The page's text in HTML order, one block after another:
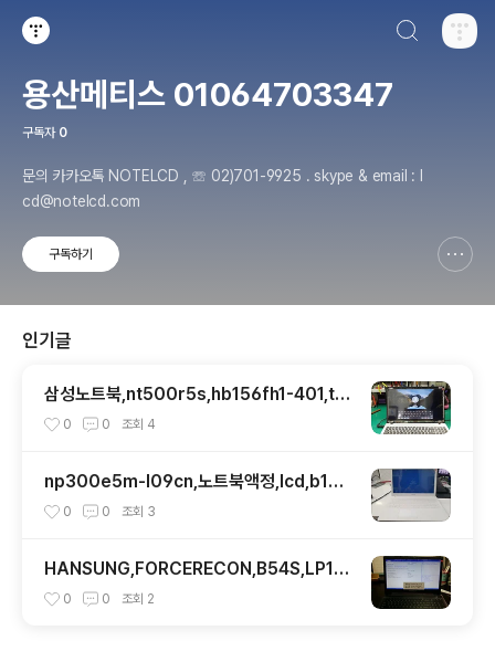
용산메티스 01064703347
구독자 0
문의 카카오톡 NOTELCD , ☏ 02)701-9925 . skype & email : l
cd@notelcd.com
구독하기
인기글
삼성노트북,nt500r5s,hb156fh1-401,tn,l
p156wf6,ips,광시야각,업그레이드교체
0 0 조회 4
np300e5m-l09cn,노트북액정,lcd,b156
xtn07.1
0 0 조회 3
HANSUNG,FORCERECON,B54S,LP15
6WH3,30PIN
0 0 조회 2